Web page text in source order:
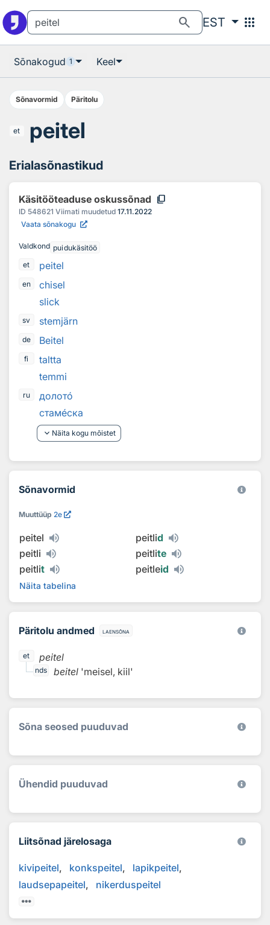
search EST apps
Sõnakogud 1 Keel
Sõnavormid Päritolu
et peitel
Erialasõnastikud
Käsitööteaduse oskussõnad content_copy
ID 548621 Viimati muudetud 17.11.2022
Vaata sõnakogu
Valdkond puidukäsitöö
et
peitel
en
chisel
slick
sv stemjärn
de Beitel
fi
taltta
temmi
ru долото
стамеска
keyboard_arrow_down Näita kogu mõistet
Sõnavormid
Muuttüüp 2e
peitel peitlid
peitli
peitlite
peitlit peitleid
Näita tabelina
Päritolu andmed laensõna
et peitel
nds beitel 'meisel, kiil'
Sõna seosed puuduvad
Ühendid puuduvad
Liitsõnad järelosaga
kivipeitel konkspeitel
lapikpeitel
laudsepapeitel
nikerduspeitel